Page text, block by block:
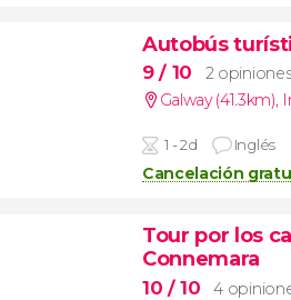
Autobús
9/ 10
2
Galway (41.3km),
1 - 2d Inglés
Cancelación
Tour por los
Connemara
10 / 10
4